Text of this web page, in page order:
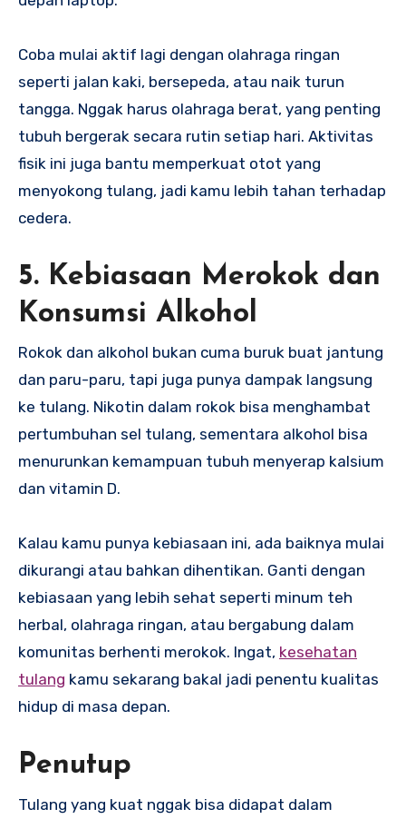
Coba mulai aktif lagi dengan olahraga ringan
seperti jalan kaki, bersepeda, atau naik turun
tangga. Nggak harus olahraga berat, yang penting
tubuh bergerak secara rutin setiap hari. Aktivitas
fisik ini juga bantu memperkuat otot yang
menyokong tulang, jadi kamu lebih tahan terhadap
cedera.
5. Kebiasaan Merokok dan
Konsumsi Alkohol
Rokok dan alkohol bukan cuma buruk buat jantung
dan paru-paru, tapi juga punya dampak langsung
ke tulang. Nikotin dalam rokok bisa menghambat
pertumbuhan sel tulang, sementara alkohol bisa
menurunkan kemampuan tubuh menyerap kalsium
dan vitamin D.
Kalau kamu punya kebiasaan ini, ada baiknya mulai
dikurangi atau bahkan dihentikan. Ganti dengan
kebiasaan yang lebih sehat seperti minum teh
herbal, olahraga ringan, atau bergabung dalam
komunitas berhenti merokok. Ingat, kesehatan
tulang kamu sekarang bakal jadi penentu kualitas
hidup di masa depan.
Penutup
Tulang yang kuat nggak bisa didapat dalam